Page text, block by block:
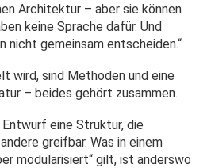
Architektur – aber sie können
keine Sprache dafür. Und
nicht gemeinsam entscheiden.“
wird, sind Methoden und eine
– beides gehört zusammen.
eine Struktur, die
greifbar. Was in einem
modularisiert“ gilt, ist anderswo